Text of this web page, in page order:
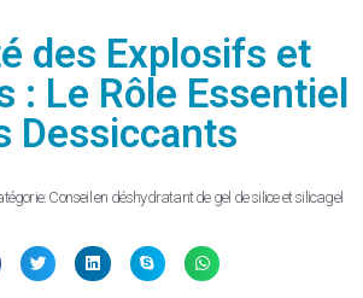
des Explosifs et
: Le Rôle Essentiel
Dessiccants
Conseil en déshydratant de gel de silice et silicagel